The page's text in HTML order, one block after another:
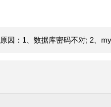
因：1、数据库密码不对; 2、